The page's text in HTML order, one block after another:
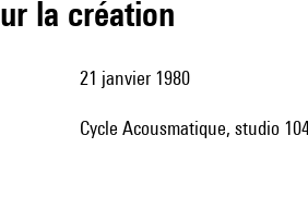
la création
21 janvier 1980
Cycle Acousmatique, studio